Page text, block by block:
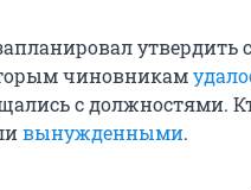
утвердить
чиновникам
с должностями.
вынужденными.